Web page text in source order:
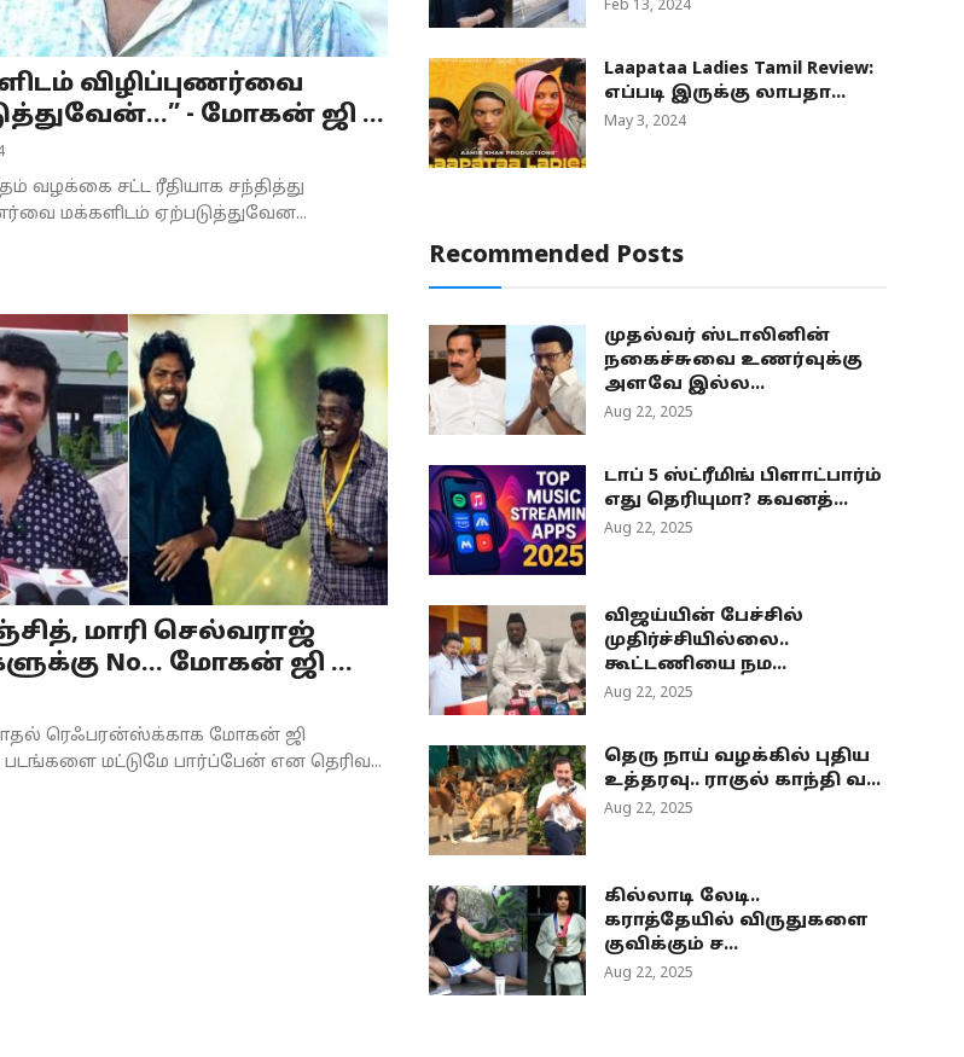
விழிப்புணர்வை
- மோகன் ஜி ...
வழக்கை சட்ட ரீதியாக சந்தித்து
மக்களிடம் ஏற்படுத்துவேன...
மாரி செல்வராஜ்
No... மோகன் ஜி ...
ரெஃபரன்ஸ்க்காக மோகன் ஜி
மட்டுமே பார்ப்பேன் என தெரிவ...
Feb 13, 2024
Laapataa Ladies Tamil Review:
எப்படி இருக்கு லாபதா...
May 3, 2024
Recommended Posts
முதல்வர் ஸ்டாலினின்
நகைச்சுவை உணர்வுக்கு
அளவே இல்ல...
Aug 22, 2025
டாப் 5 ஸ்ட்ரீமிங் பிளாட்பார்ம்
எது தெரியுமா? கவனத்...
Aug 22, 2025
விஜய்யின் பேச்சில்
முதிர்ச்சியில்லை..
கூட்டணியை நம...
Aug 22, 2025
தெரு நாய் வழக்கில் புதிய
உத்தரவு.. ராகுல் காந்தி வ...
Aug 22, 2025
கில்லாடி லேடி..
கராத்தேயில் விருதுகளை
குவிக்கும் ச...
Aug 22, 2025